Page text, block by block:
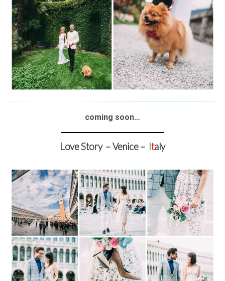
coming soon…
Love Story – Venice – Italy